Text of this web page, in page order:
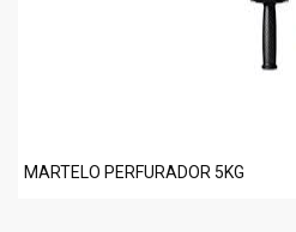
MARTELO PERFURADOR 5KG